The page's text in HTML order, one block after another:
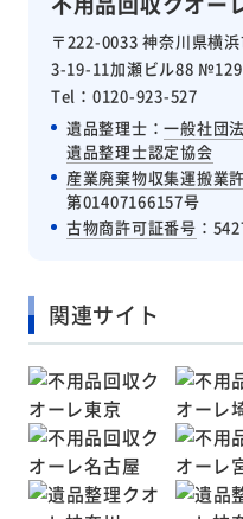
〒222-0033 神奈川県横
3-19-11加瀬ビル88 №129
Tel：0120-923-527
遺品整理士：一般社団
遺品整理士認定協会
産業廃棄物収集運搬業
第01407166157号
古物商許可証番号 ：
関連サイト